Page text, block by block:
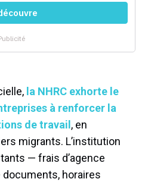
la NHRC exhorte le
à renforcer la
de travail , en
migrants. L’institution
— frais d’agence
horaires